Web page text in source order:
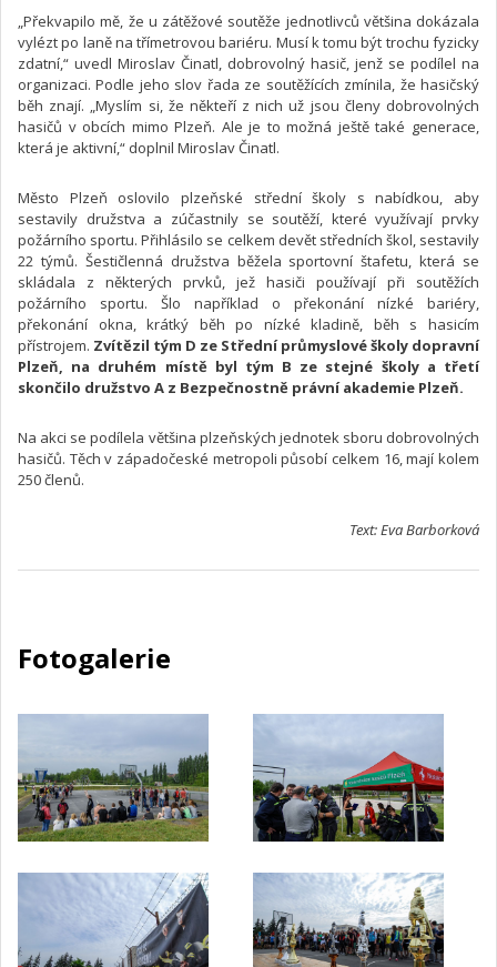
„Překvapilo mě, že u zátěžové soutěže jednotlivců většina dokázala
vylézt po laně na třímetrovou bariéru. Musí k tomu být trochu fyzicky
zdatní,“ uvedl Miroslav Činatl, dobrovolný hasič, jenž se podílel na
organizaci. Podle jeho slov řada ze soutěžících zmínila, že hasičský
běh znají. „Myslím si, že někteří z nich už jsou členy dobrovolných
hasičů v obcích mimo Plzeň. Ale je to možná ještě také generace,
která je aktivní,“ doplnil Miroslav Činatl.
Město Plzeň oslovilo plzeňské střední školy s nabídkou, aby
sestavily družstva a zúčastnily se soutěží, které využívají prvky
požárního sportu. Přihlásilo se celkem devět středních škol, sestavily
22 týmů. Šestičlenná družstva běžela sportovní štafetu, která se
skládala z některých prvků, jež hasiči používají při soutěžích
požárního sportu. Šlo například o překonání nízké bariéry,
překonání okna, krátký běh po nízké kladině, běh s hasicím
přístrojem. Zvítězil tým D ze Střední průmyslové školy dopravní
Plzeň, na druhém místě byl tým B ze stejné školy a třetí
skončilo družstvo A z Bezpečnostně právní akademie Plzeň.
Na akci se podílela většina plzeňských jednotek sboru dobrovolných
hasičů. Těch v západočeské metropoli působí celkem 16, mají kolem
250 členů.
Text: Eva Barborková
Fotogalerie